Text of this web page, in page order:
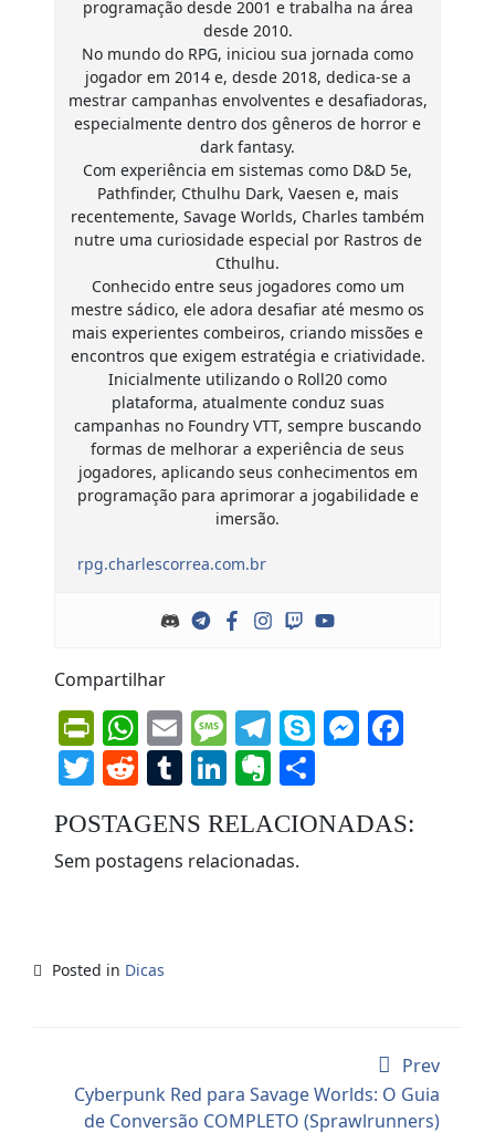
programação desde 2001 e trabalha na área
desde 2010.
No mundo do RPG, iniciou sua jornada como
jogador em 2014 e, desde 2018, dedica-se a
mestrar campanhas envolventes e desafiadoras,
especialmente dentro dos gêneros de horror e
dark fantasy.
Com experiência em sistemas como D&D 5e,
Pathfinder, Cthulhu Dark, Vaesen e, mais
recentemente, Savage Worlds, Charles também
nutre uma curiosidade especial por Rastros de
Cthulhu.
Conhecido entre seus jogadores como um
mestre sádico, ele adora desafiar até mesmo os
mais experientes combeiros, criando missões e
encontros que exigem estratégia e criatividade.
Inicialmente utilizando o Roll20 como
plataforma, atualmente conduz suas
campanhas no Foundry VTT, sempre buscando
formas de melhorar a experiência de seus
jogadores, aplicando seus conhecimentos em
programação para aprimorar a jogabilidade e
imersão.
rpg.charlescorrea.com.br
Compartilhar
PrintFriendly
WhatsApp
EmailMessage
Telegram
Skype
Twitter
Reddit
Tumblr
LinkedIn
Evernote
POSTAGENS RELACIONADAS:
Sem postagens relacionadas.
Posted in Dicas
Prev
Cyberpunk Red para Savage Worlds: O Guia
de Conversão COMPLETO (Sprawlrunners)